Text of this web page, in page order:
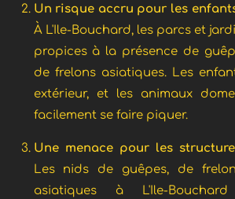
Un risque accru pour les
À L'Ile-Bouchard, les parcs et
propices à la présence de
de frelons asiatiques. Les
extérieur, et les animaux
facilement se faire piquer.
Une menace pour les
Les nids de guêpes, de
asiatiques à L'Ile-